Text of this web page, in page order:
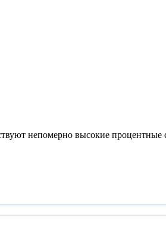
непомерно высокие